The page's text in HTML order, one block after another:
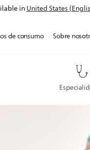
inUnited States
de consumo Sobre